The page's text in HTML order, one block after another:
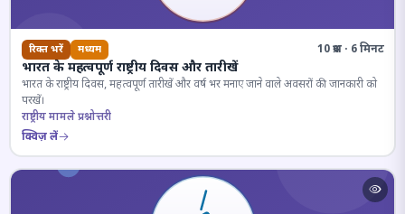
रिक्त भरें मध्यम 10 प्रश्न · 6 मिनट
भारत के महत्वपूर्ण राष्ट्रीय दिवस और तारीखें
भारत के राष्ट्रीय दिवस, महत्वपूर्ण तारीखें और वर्ष भर मनाए जाने वाले अवसरों की जानकारी को
परखें।
राष्ट्रीय मामले प्रश्नोत्तरी
क्विज़ लें